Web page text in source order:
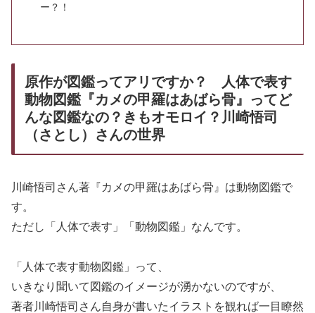
ー？！
原作が図鑑ってアリですか？ 人体で表す
動物図鑑『カメの甲羅はあばら骨』ってど
んな図鑑なの？きもオモロイ？川崎悟司
（さとし）さんの世界
川崎悟司さん著『カメの甲羅はあばら骨』は動物図鑑で
す。
ただし「人体で表す」「動物図鑑」なんです。
「人体で表す動物図鑑」って、
いきなり聞いて図鑑のイメージが湧かないのですが、
著者川崎悟司さん自身が書いたイラストを観れば一目瞭然